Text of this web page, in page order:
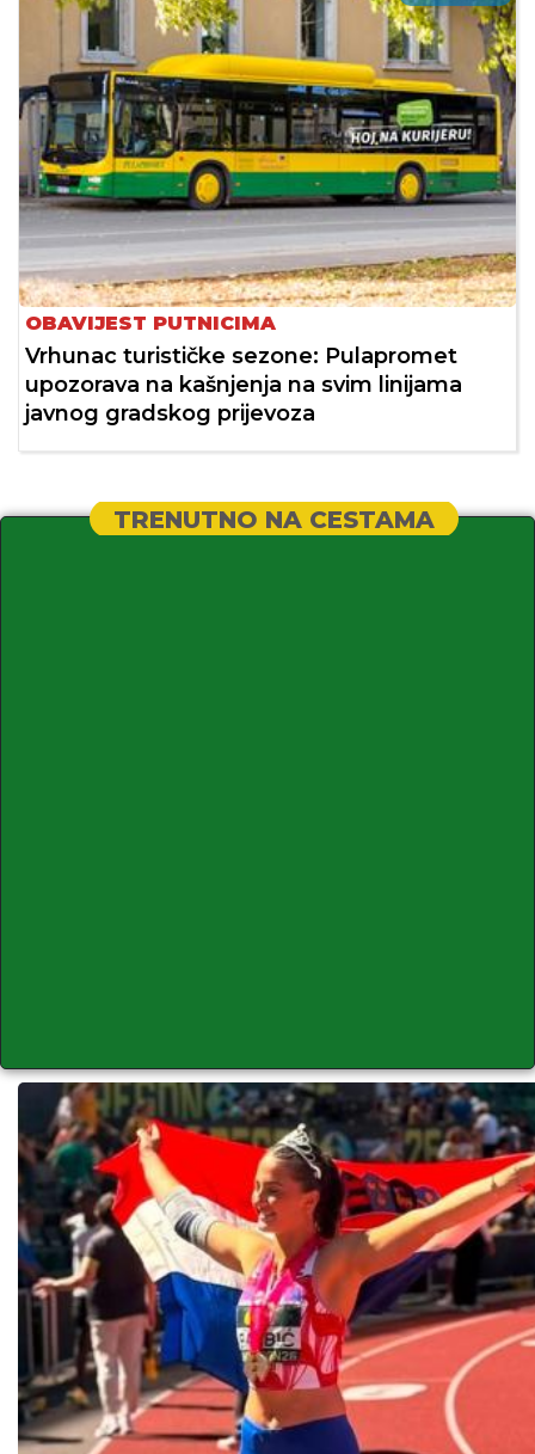
OBAVIJEST PUTNICIMA
Vrhunac turističke sezone: Pulapromet
upozorava na kašnjenja na svim linijama
javnog gradskog prijevoza
TRENUTNO NA CESTAMA